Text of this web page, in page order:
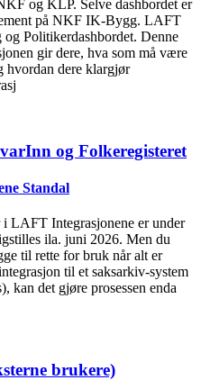
og KLP. Selve dashbordet er
på NKF IK-Bygg. LAFT
Politikerdashbordet. Denne
gir dere, hva som må være
hvordan dere klargjør
og Folkeregisteret
Standal
LAFT Integrasjonene er under
ila. juni 2026. Men du
til rette for bruk når alt er
til et saksarkiv-system
kan det gjøre prosessen enda
brukere)